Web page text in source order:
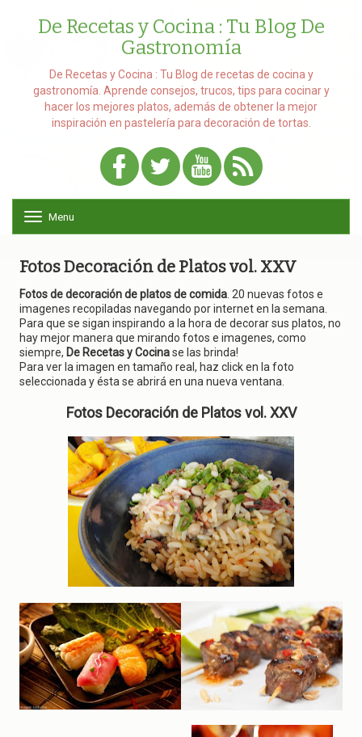
De Recetas y Cocina : Tu Blog De
Gastronomía
De Recetas y Cocina : Tu Blog de recetas de cocina y
gastronomía. Aprende consejos, trucos, tips para cocinar y
hacer los mejores platos, además de obtener la mejor
inspiración en pastelería para decoración de tortas.
o
g
l
e
n
a
v
i
g
a
o
n
Menu
Fotos Decoración de Platos vol. XXV
Fotos de decoración de platos de comida . 20 nuevas fotos e
imagenes recopiladas navegando por internet en la semana.
Para que se sigan inspirando a la hora de decorar sus platos, no
hay mejor manera que mirando fotos e imagenes, como
siempre, De Recetas y Cocinase las brinda!
Para ver la imagen en tamaño real, haz click en la foto
seleccionada y ésta se abrirá en una nueva ventana.
Fotos Decoración de Platos vol. XXV